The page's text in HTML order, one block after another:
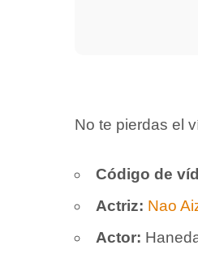
No te pierdas el
Código de
Actriz: Nao
Actor: